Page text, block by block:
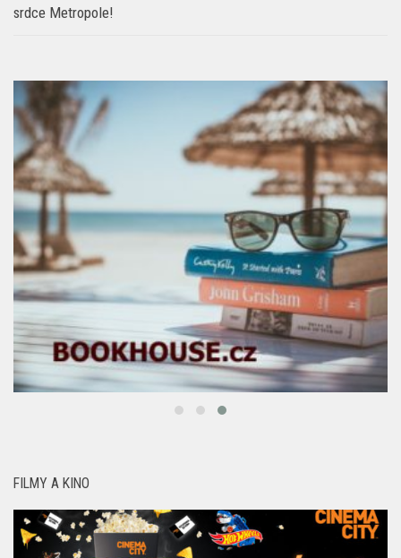
srdce Metropole!
FILMY A KINO